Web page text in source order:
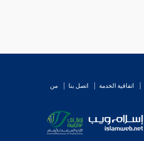
اتفاقية الخدمة اتصل بنا
من